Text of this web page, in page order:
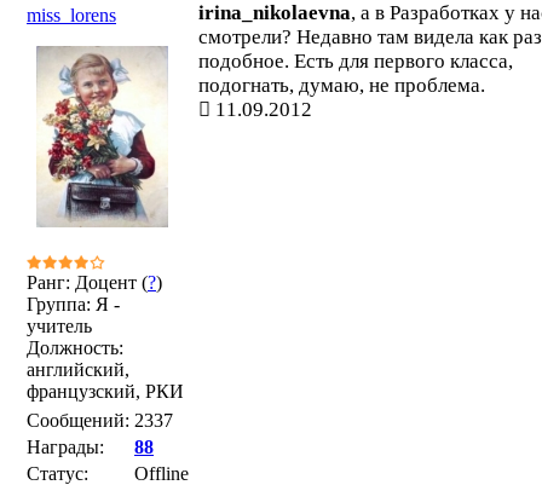
miss_lorens
Ранг: Доцент (?)
Группа: Я -
учитель
Должность:
английский,
французский, РКИ
Сообщений: 2337
Награды:
88
Статус:
Offline
irina_nikolaevna, а в Разработках у
смотрели? Недавно там видела как раз
подобное. Есть для первого класса,
подогнать, думаю, не проблема.
11.09.2012